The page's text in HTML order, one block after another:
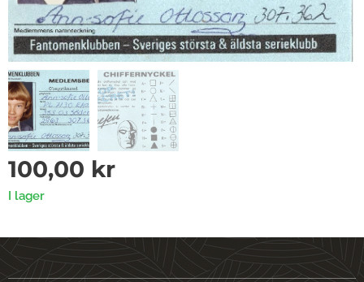
100,00 kr
I lager